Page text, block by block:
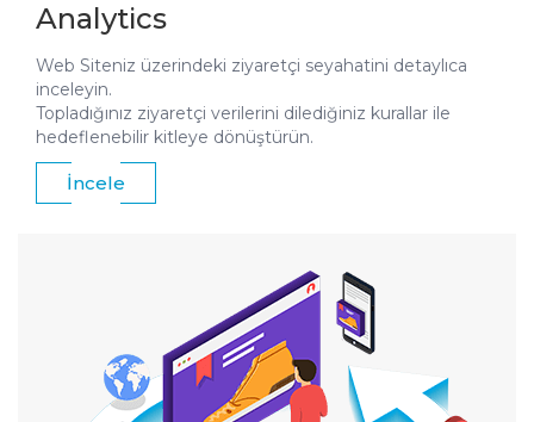
Analytics
Web Siteniz üzerindeki ziyaretçi seyahatini detaylıca
inceleyin.
Topladığınız ziyaretçi verilerini dilediğiniz kurallar ile
hedeflenebilir kitleye dönüştürün.
İncele